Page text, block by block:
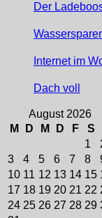
Der
Internet im
Dach voll
August 2026
M
D M D F S
1
3
4 5 6 7 8
10 11 12 13 14 15
17 18 19 20 21 22
24 25 26 27 28 29